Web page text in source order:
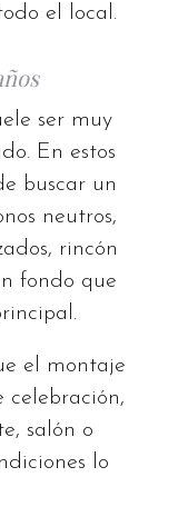
el local.
ser muy
En estos
buscar un
neutros,
rincón
fondo que
el montaje
salón o
lo